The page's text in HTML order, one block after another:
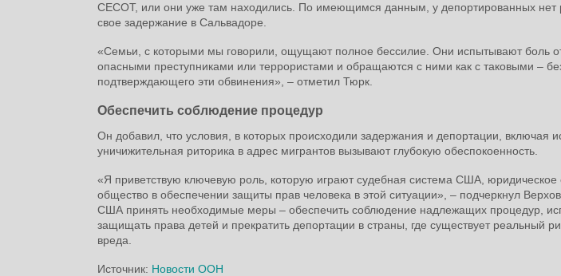
CECOT, или они уже там находились. По имеющимся данным, у депортированных нет
свое задержание в Сальвадоре.
«Семьи, с которыми мы говорили, ощущают полное бессилие. Они испытывают боль от
опасными преступниками или террористами и обращаются с ними как с таковыми –
подтверждающего эти обвинения», – отметил Тюрк.
Обеспечить соблюдение процедур
Он добавил, что условия, в которых происходили задержания и депортации, включая
уничижительная риторика в адрес мигрантов вызывают глубокую обеспокоенность.
«Я приветствую ключевую роль, которую играют судебная система США, юридическое
общество в обеспечении защиты прав человека в этой ситуации», – подчеркнул
США принять необходимые меры – обеспечить соблюдение надлежащих процедур,
защищать права детей и прекратить депортации в страны, где существует реальный
вреда.
Источник: Новости ООН